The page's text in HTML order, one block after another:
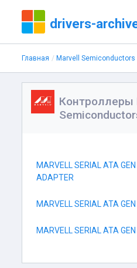
drivers-
Главная Marvell Semiconductors
Контроллеры
MARVELL SERIAL ATA
ADAPTER
MARVELL SERIAL ATA
MARVELL SERIAL ATA